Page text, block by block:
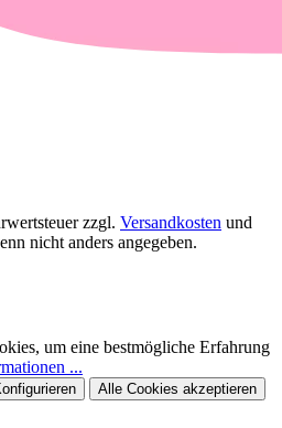
zzgl. Versandkosten und
nicht anders angegeben.
um eine bestmögliche Erfahrung
...
Alle Cookies akzeptieren